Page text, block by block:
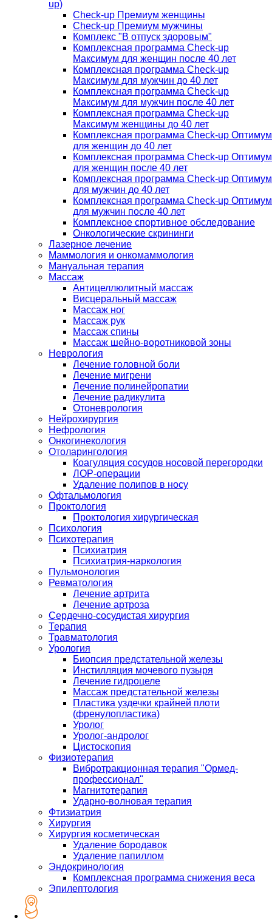
up)
Check-up Премиум женщины
Check-up Премиум мужчины
Комплекс "В отпуск здоровым"
Комплексная программа Check-up
Максимум для женщин после 40 лет
Комплексная программа Check-up
Максимум для мужчин до 40 лет
Комплексная программа Check-up
Максимум для мужчин после 40 лет
Комплексная программа Check-up
Максимум женщины до 40 лет
Комплексная программа Check-up Оптимум
для женщин до 40 лет
Комплексная программа Check-up Оптимум
для женщин после 40 лет
Комплексная программа Check-up Оптимум
для мужчин до 40 лет
Комплексная программа Check-up Оптимум
для мужчин после 40 лет
Комплексное спортивное обследование
Онкологические скрининги
Лазерное лечение
Маммология и онкомаммология
Мануальная терапия
Массаж
Антицеллюлитный массаж
Висцеральный массаж
Массаж ног
Массаж рук
Массаж спины
Массаж шейно-воротниковой зоны
Неврология
Лечение головной боли
Лечение мигрени
Лечение полинейропатии
Лечение радикулита
Отоневрология
Нейрохирургия
Нефрология
Онкогинекология
Отоларингология
Коагуляция сосудов носовой перегородки
ЛОР-операции
Удаление полипов в носу
Офтальмология
Проктология
Проктология хирургическая
Психология
Психотерапия
Психиатрия
Психиатрия-наркология
Пульмонология
Ревматология
Лечение артрита
Лечение артроза
Сердечно-сосудистая хирургия
Терапия
Травматология
Урология
Биопсия предстательной железы
Инстилляция мочевого пузыря
Лечение гидроцеле
Массаж предстательной железы
Пластика уздечки крайней плоти
(френулопластика)
Уролог
Уролог-андролог
Цистоскопия
Физиотерапия
Вибротракционная терапия "Ормед-
профессионал"
Магнитотерапия
Ударно-волновая терапия
Фтизиатрия
Хирургия
Хирургия косметическая
Удаление бородавок
Удаление папиллом
Эндокринология
Комплексная программа снижения веса
Эпилептология